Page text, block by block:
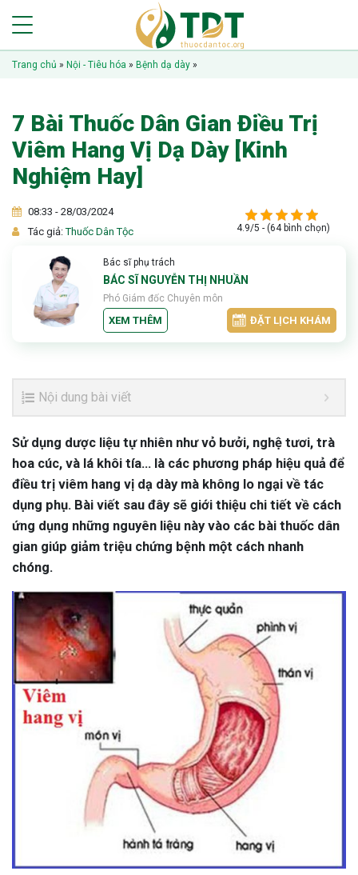
Trang chủ » Nội - Tiêu hóa » Bệnh dạ dày »
7 Bài Thuốc Dân Gian Điều Trị
Viêm Hang Vị Dạ Dày [Kinh
Nghiệm Hay]
08:33 - 28/03/2024
Tác giả:Thuốc Dân Tộc 4.9/5 - (64 bình chọn)
Bác sĩ phụ trách
BÁC SĨ NGUYỄN THỊ NHUẦN
Phó Giám đốc Chuyên môn
XEM THÊM ĐẶT LỊCH KHÁM
Nội dung bài viết
Sử dụng dược liệu tự nhiên như vỏ bưởi, nghệ tươi, trà
hoa cúc, và lá khôi tía… là các phương pháp hiệu quả để
điều trị viêm hang vị dạ dày mà không lo ngại về tác
dụng phụ. Bài viết sau đây sẽ giới thiệu chi tiết về cách
ứng dụng những nguyên liệu này vào các bài thuốc dân
gian giúp giảm triệu chứng bệnh một cách nhanh
chóng.